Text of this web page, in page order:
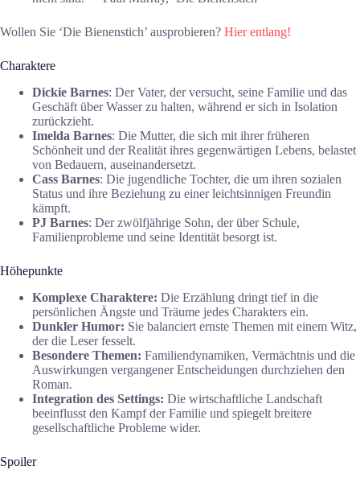
Wollen Sie ‘Die Bienenstich’ ausprobieren? Hier entlang!
Charaktere
Dickie Barnes: Der Vater, der versucht, seine Familie und das
Geschäft über Wasser zu halten, während er sich in Isolation
zurückzieht.
Imelda Barnes: Die Mutter, die sich mit ihrer früheren
Schönheit und der Realität ihres gegenwärtigen Lebens, belastet
von Bedauern, auseinandersetzt.
Cass Barnes: Die jugendliche Tochter, die um ihren sozialen
Status und ihre Beziehung zu einer leichtsinnigen Freundin
kämpft.
PJ Barnes: Der zwölfjährige Sohn, der über Schule,
Familienprobleme und seine Identität besorgt ist.
Höhepunkte
Komplexe Charaktere: Die Erzählung dringt tief in die
persönlichen Ängste und Träume jedes Charakters ein.
Dunkler Humor: Sie balanciert ernste Themen mit einem Witz,
der die Leser fesselt.
Besondere Themen: Familiendynamiken, Vermächtnis und die
Auswirkungen vergangener Entscheidungen durchziehen den
Roman.
Integration des Settings: Die wirtschaftliche Landschaft
beeinflusst den Kampf der Familie und spiegelt breitere
gesellschaftliche Probleme wider.
Spoiler